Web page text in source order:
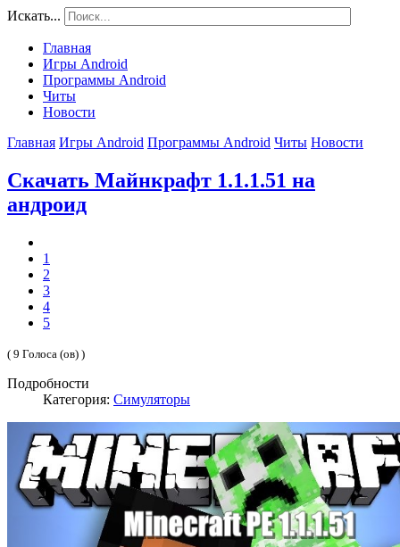
Искать...
Главная
Игры Android
Программы Android
Читы
Новости
Главная Игры Android Программы Android Читы Новости
Скачать Майнкрафт 1.1.1.51 на
андроид
1
2
3
4
5
( 9 Голоса (ов) )
Подробности
Категория: Симуляторы